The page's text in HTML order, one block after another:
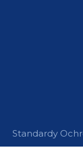
Standardy